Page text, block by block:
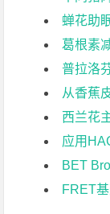
蝉花助
葛根素减
普拉洛
从香蕉
西兰花
应用
BET
FRET基